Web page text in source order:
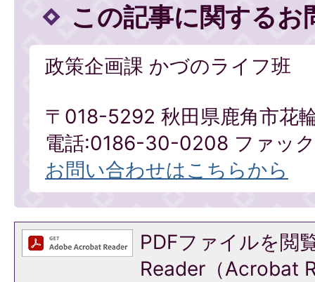
この記事に関するお
政策企画課 かづのライフ班
〒018-5292 秋田県鹿角市花
電話:0186-30-0208 ファッ
お問い合わせはこちらから
PDFファイルを閲
Reader（Acrobat